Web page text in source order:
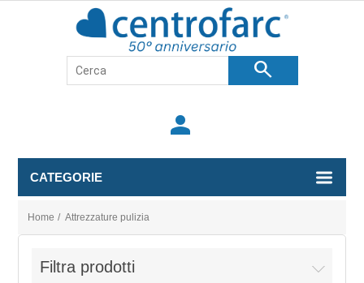
search
person
CATEGORIE
Home / Attrezzature pulizia
Filtra prodotti